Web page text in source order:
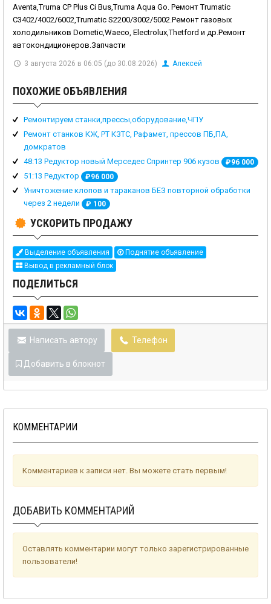
Aventa,Truma CP Plus Ci Bus,Truma Aqua Go. Ремонт Trumatic
C3402/4002/6002,Trumatic S2200/3002/5002.Ремонт газовых
холодильников Dometic,Waeco, Electrolux,Thetford и др.Ремонт
автокондиционеров.Запчасти
3 августа 2026 в 06:05 (до 30.08.2026) Алексей
ПОХОЖИЕ ОБЪЯВЛЕНИЯ
Ремонтируем станки,прессы,оборудование,ЧПУ
Ремонт станков КЖ, РТ КЗТС, Рафамет, прессов ПБ,ПА,
домкратов
48:13 Редуктор новый Мерседес Спринтер 906 кузов
₽96 000
51:13 Редуктор ₽96 000
Уничтожение клопов и тараканов БЕЗ повторной обработки
через 2 недели
₽ 100
УСКОРИТЬ ПРОДАЖУ
Выделение объявления
Поднятие объявление
Вывод в рекламный блок
ПОДЕЛИТЬСЯ
Написать автору Телефон
Добавить в блокнот
КОММЕНТАРИИ
Комментариев к записи нет. Вы можете стать первым!
ДОБАВИТЬ КОММЕНТАРИЙ
Оставлять комментарии могут только зарегистрированные
пользователи!